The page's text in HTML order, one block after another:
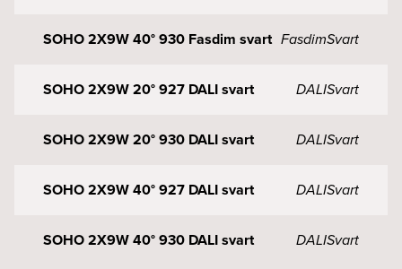
SOHO 2X9W 40° 930 Fasdim svart FasdimSvart
SOHO 2X9W 20° 927 DALI svart DALISvart
SOHO 2X9W 20° 930 DALI svart DALISvart
SOHO 2X9W 40° 927 DALI svart DALISvart
SOHO 2X9W 40° 930 DALI svart DALISvart